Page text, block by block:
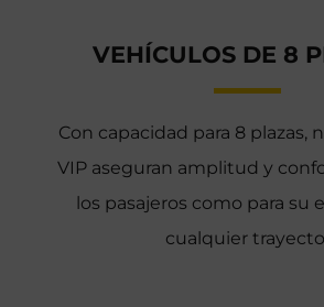
VEHÍCULOS DE 8
Con capacidad para 8 plazas,
VIP aseguran amplitud y
los pasajeros como para su
cualquier